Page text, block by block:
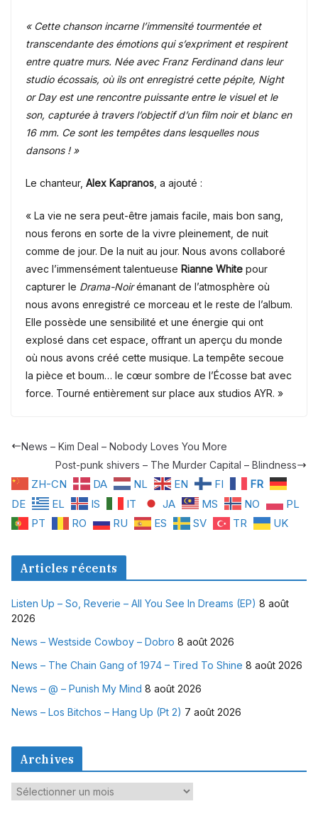
« Cette chanson incarne l’immensité tourmentée et
transcendante des émotions qui s’expriment et respirent
entre quatre murs. Née avec Franz Ferdinand dans leur
studio écossais, où ils ont enregistré cette pépite, Night
or Day est une rencontre puissante entre le visuel et le
son, capturée à travers l’objectif d’un film noir et blanc en
16 mm. Ce sont les tempêtes dans lesquelles nous
dansons ! »
Le chanteur, Alex Kapranos , a ajouté :
« La vie ne sera peut-être jamais facile, mais bon sang,
nous ferons en sorte de la vivre pleinement, de nuit
comme de jour. De la nuit au jour. Nous avons collaboré
avec l’immensément talentueuse Rianne White pour
capturer le Drama-Noirémanant de l’atmosphère où
nous avons enregistré ce morceau et le reste de l’album.
Elle possède une sensibilité et une énergie qui ont
explosé dans cet espace, offrant un aperçu du monde
où nous avons créé cette musique. La tempête secoue
la pièce et boum… le cœur sombre de l’Écosse bat avec
force. Tourné entièrement sur place aux studios AYR. »
News – Kim Deal – Nobody Loves You More
Post-punk shivers – The Murder Capital – Blindness
ZH-CN DA NL EN FI
FR
DE
EL IS IT JA MS NO
PL
PT
RO RU ES SV TR UK
Articles récents
Listen Up – So, Reverie – All You See In Dreams (EP) 8 août
2026
News – Westside Cowboy – Dobro 8 août 2026
News – The Chain Gang of 1974 – Tired To Shine 8 août 2026
News – @ – Punish My Mind 8 août 2026
News – Los Bitchos – Hang Up (Pt 2) 7 août 2026
Archives
A